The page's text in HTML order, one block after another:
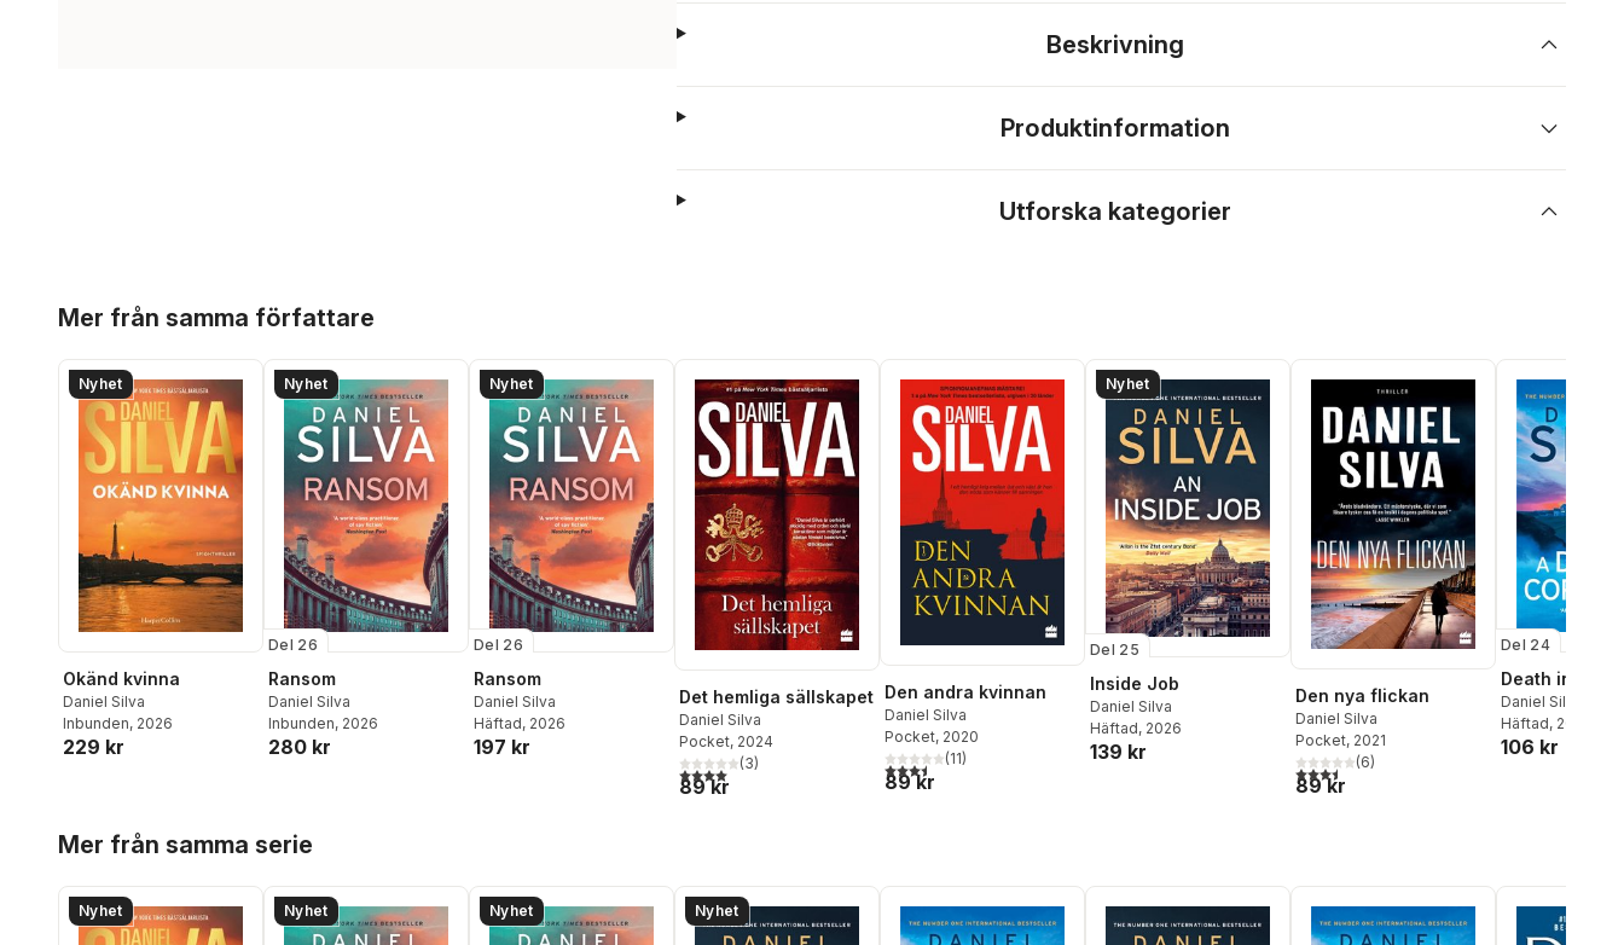
Beskrivning
Produktinformation
Utforska kategorier
Mer från samma författare
Nyhet
Okänd kvinna
Daniel Silva
Inbunden, 2026
229 kr
Nyhet
Del 26
Ransom
Daniel Silva
Inbunden, 2026
280 kr
Nyhet
Del 26
Ransom
Daniel Silva
Häftad, 2026
197 kr
Det hemliga sällskapet
Daniel Silva
Pocket, 2024
4,0utav 5 stjärnor. Totalt antal röster:
(3)
89 kr
Den andra kvinnan
Daniel Silva
Pocket, 2020
3,5utav 5 stjärnor. Totalt antal röster:
(11)
89 kr
Nyhet
Del 25
Inside Job
Daniel Silva
Häftad, 2026
139 kr
Den nya flickan
Daniel Silva
Pocket, 2021
3,5utav 5 stjärnor. Totalt antal röster:
(6)
89 kr
Del 24
Death in
Daniel Silva
Häftad, 2025
106 kr
Mer från samma serie
Nyhet Nyhet Nyhet Nyhet